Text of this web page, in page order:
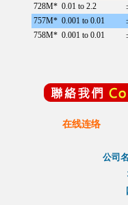
728M* 0.01 to 2.2
757M* 0.001 to 0.01
758M* 0.001 to 0.01
在线连络
公司